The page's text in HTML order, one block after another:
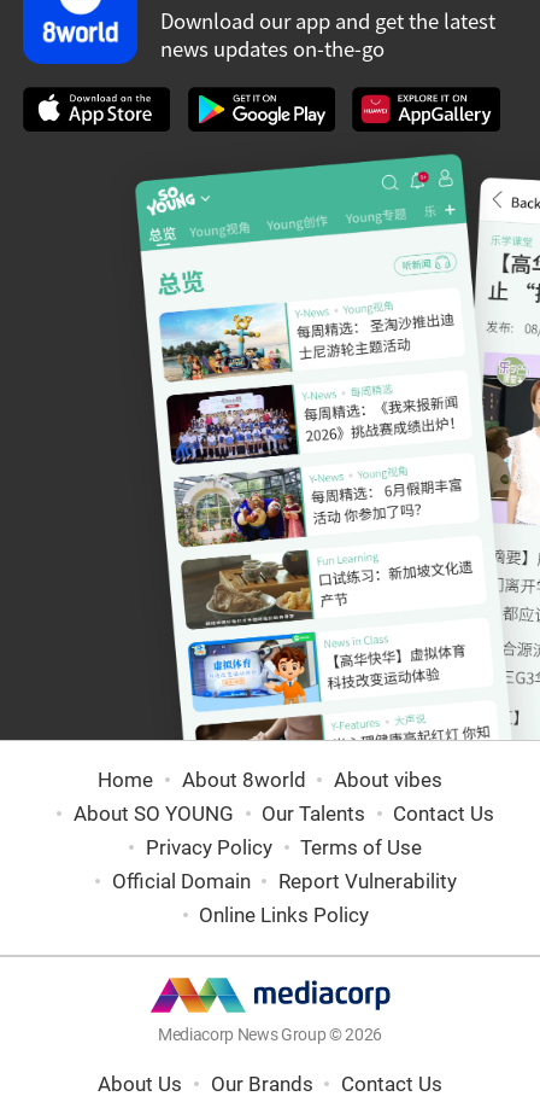
Download our app and get the latest
news updates on-the-go
Home About 8world
About vibes
About SO YOUNG
Our Talents
Contact Us
Privacy Policy
Terms of Use
Official Domain
Report Vulnerability
Online Links Policy
Mediacorp News Group © 2026
About Us Our Brands Contact Us